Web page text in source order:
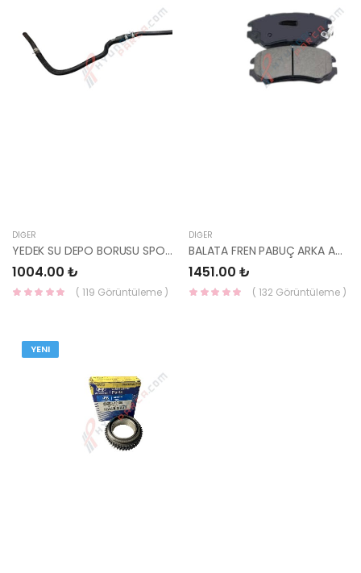
DIĞER
YEDEK SU DEPO BORUSU SPORTAGE 2015 25451-D9100 HMC
1004.00 ₺
( 119 Görüntüleme )
DIĞER
BALATA FREN PABUÇ ARKA ACCENT 03-06 ADMİRE 58305-28A70 MOBİS
1451.00 ₺
( 132 Görüntüleme )
YENI